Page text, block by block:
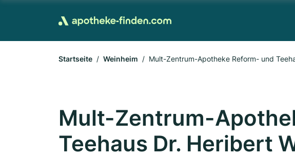
Startseite Weinheim Mult-Zentrum-Apotheke Reform- und
Mult-Zentrum-
Teehaus Dr. Heribert